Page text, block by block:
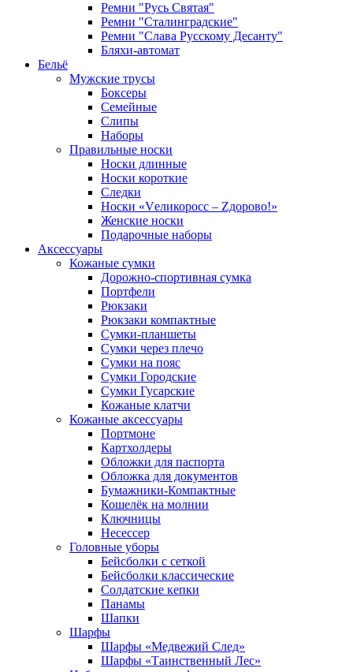
Ремни "Русь Святая"
Ремни "Сталинградские"
Ремни "Слава Русскому Десанту"
Бляхи-автомат
Бельё
Мужские трусы
Боксеры
Семейные
Слипы
Наборы
Правильные носки
Носки длинные
Носки короткие
Следки
Носки «Vеликоросс – Zдорово!»
Женские носки
Подарочные наборы
Аксессуары
Кожаные сумки
Дорожно-спортивная сумка
Портфели
Рюкзаки
Рюкзаки компактные
Сумки-планшеты
Сумки через плечо
Сумки на пояс
Сумки Городские
Сумки Гусарские
Кожаные клатчи
Кожаные аксессуары
Портмоне
Картхолдеры
Обложки для паспорта
Обложка для документов
Бумажники-Компактные
Кошелёк на молнии
Ключницы
Несессер
Головные уборы
Бейсболки с сеткой
Бейсболки классические
Солдатские кепки
Панамы
Шапки
Шарфы
Шарфы «Медвежий След»
Шарфы «Таинственный Лес»